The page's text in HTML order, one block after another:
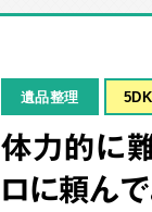
遺品整理
体力的に
ロに頼んで